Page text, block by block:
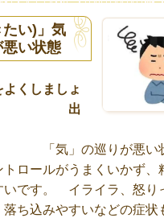
たい)」気
い状態
よくしましょ
出
巡りが悪い状態
トロールがうまくいかず、
いです。 イライラ、怒り
落ち込みやすいなどの症状